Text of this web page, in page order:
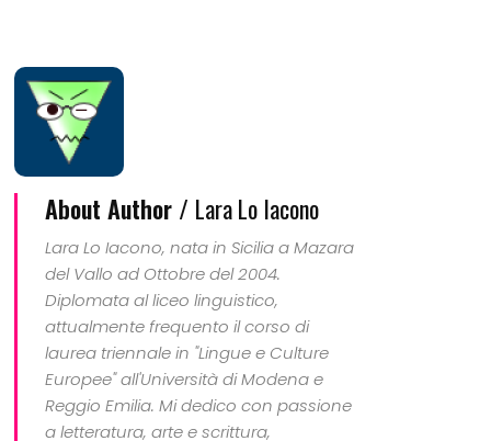
About Author / Lara Lo Iacono
Lara Lo Iacono, nata in Sicilia a Mazara
del Vallo ad Ottobre del 2004.
Diplomata al liceo linguistico,
attualmente frequento il corso di
laurea triennale in "Lingue e Culture
Europee" all'Università di Modena e
Reggio Emilia. Mi dedico con passione
a letteratura, arte e scrittura,